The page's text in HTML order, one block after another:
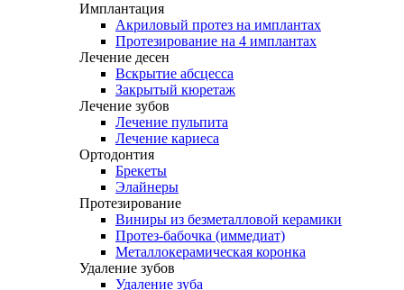
Имплантация
Акриловый протез на имплантах
Протезирование на 4 имплантах
Лечение десен
Вскрытие абсцесса
Закрытый кюретаж
Лечение зубов
Лечение пульпита
Лечение кариеса
Ортодонтия
Брекеты
Элайнеры
Протезирование
Виниры из безметалловой керамики
Протез-бабочка (иммедиат)
Металлокерамическая коронка
Удаление зубов
Удаление зуба